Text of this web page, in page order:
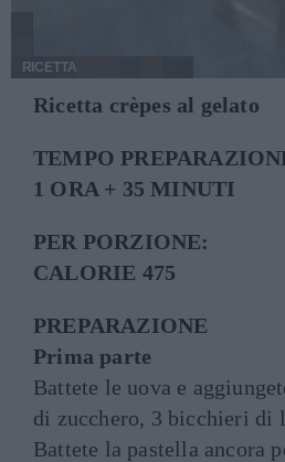
RICETTA
Ricetta crèpes al gelato
TEMPO
1 ORA + 35 MINUTI
PER PORZIONE:
CALORIE 475
PREPARAZIONE
Prima parte
Battete le uova e
di zucchero, 3 bicchieri di
Battete la pastella ancora